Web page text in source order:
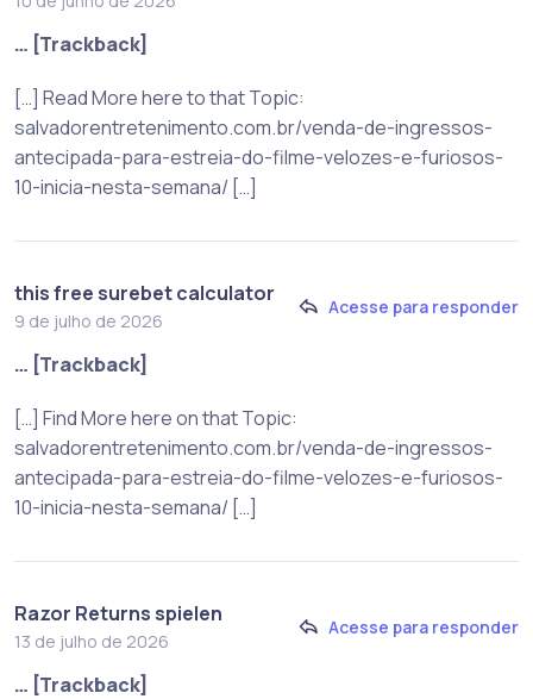
… [Trackback]
[…] Read More here to that Topic:
salvadorentretenimento.com.br/venda-de-ingressos-
antecipada-para-estreia-do-filme-velozes-e-furiosos-
10-inicia-nesta-semana/ […]
this free surebet calculator
9 de julho de 2026
Acesse para responder
… [Trackback]
[…] Find More here on that Topic:
salvadorentretenimento.com.br/venda-de-ingressos-
antecipada-para-estreia-do-filme-velozes-e-furiosos-
10-inicia-nesta-semana/ […]
Razor Returns spielen
13 de julho de 2026
Acesse para responder
… [Trackback]